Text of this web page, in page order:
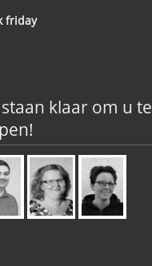
friday
klaar om u te